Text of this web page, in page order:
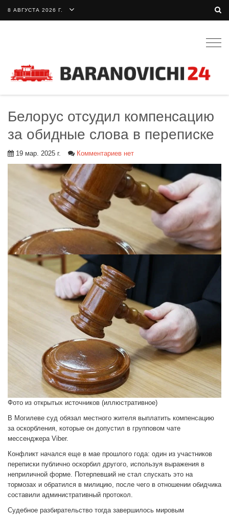
8 АВГУСТА 2026 Г.
Белорус отсудил компенсацию
за обидные слова в переписке
19 мар. 2025 г. Комментариев нет
Фото из открытых источников (иллюстративное)
В Могилеве суд обязал местного жителя выплатить компенсацию
за оскорбления, которые он допустил в групповом чате
мессенджера Viber.
Конфликт начался еще в мае прошлого года: один из участников
переписки публично оскорбил другого, используя выражения в
неприличной форме. Потерпевший не стал спускать это на
тормозах и обратился в милицию, после чего в отношении обидчика
составили административный протокол.
Судебное разбирательство тогда завершилось мировым